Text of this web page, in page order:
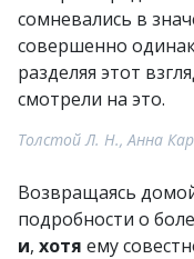
сомневались в
совершенно
разделяя этот
смотрели на это.
Толстой Л. Н., Анна
Возвращаясь
подробности о
и, хотя ему